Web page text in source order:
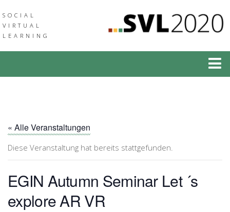
SOCIAL
VIRTUAL
LEARNING
Neuigkeiten
Veranstaltungen
Verbund
Medien & Downloads
Community of Practice
« Alle Veranstaltungen
Diese Veranstaltung hat bereits stattgefunden.
EGIN Autumn Seminar Let ´s
explore AR VR